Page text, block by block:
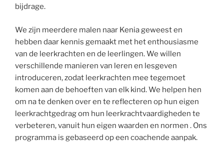
bijdrage.
We zijn meerdere malen naar Kenia geweest en
hebben daar kennis gemaakt met het enthousiasme
van de leerkrachten en de leerlingen. We willen
verschillende manieren van leren en lesgeven
introduceren, zodat leerkrachten mee tegemoet
komen aan de behoeften van elk kind. We helpen hen
om na te denken over en te reflecteren op hun eigen
leerkrachtgedrag om hun leerkrachtvaardigheden te
verbeteren, vanuit hun eigen waarden en normen . Ons
programma is gebaseerd op een coachende aanpak.